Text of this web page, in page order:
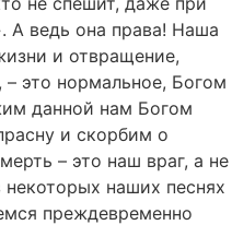
А ведь она права! Наша
и отвращение,
это нормальное, Богом
данной нам Богом
и скорбим о
– это наш враг, а не
наших песнях
преждевременно